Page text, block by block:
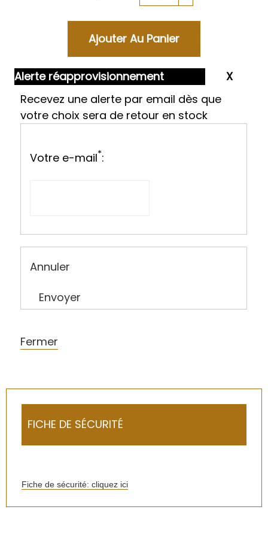
Alerte réapprovisionnement
Recevez une alerte par email dès que
votre choix sera de retour en stock
Votre e-mail*:
Annuler
Envoyer
Fermer
FICHE DE SÉCURITÉ
Fiche de sécurité: cliquez ici